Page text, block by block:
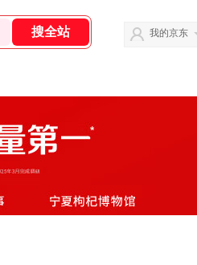
我的京东